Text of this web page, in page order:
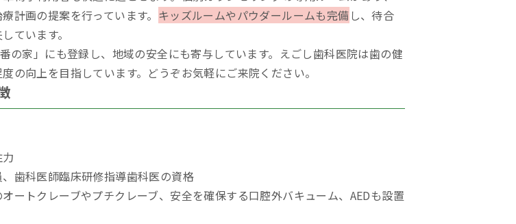
計画の提案を行っています。 キッズルームやパウダールームも完備 し、待合
ています。
の家」にも登録し、地域の安全にも寄与しています。えごし歯科医院は歯の健
の向上を目指しています。どうぞお気軽にご来院ください。
歯科医師臨床研修指導歯科医の資格
ートクレーブやプチクレーブ、安全を確保する口腔外バキューム、AEDも設置